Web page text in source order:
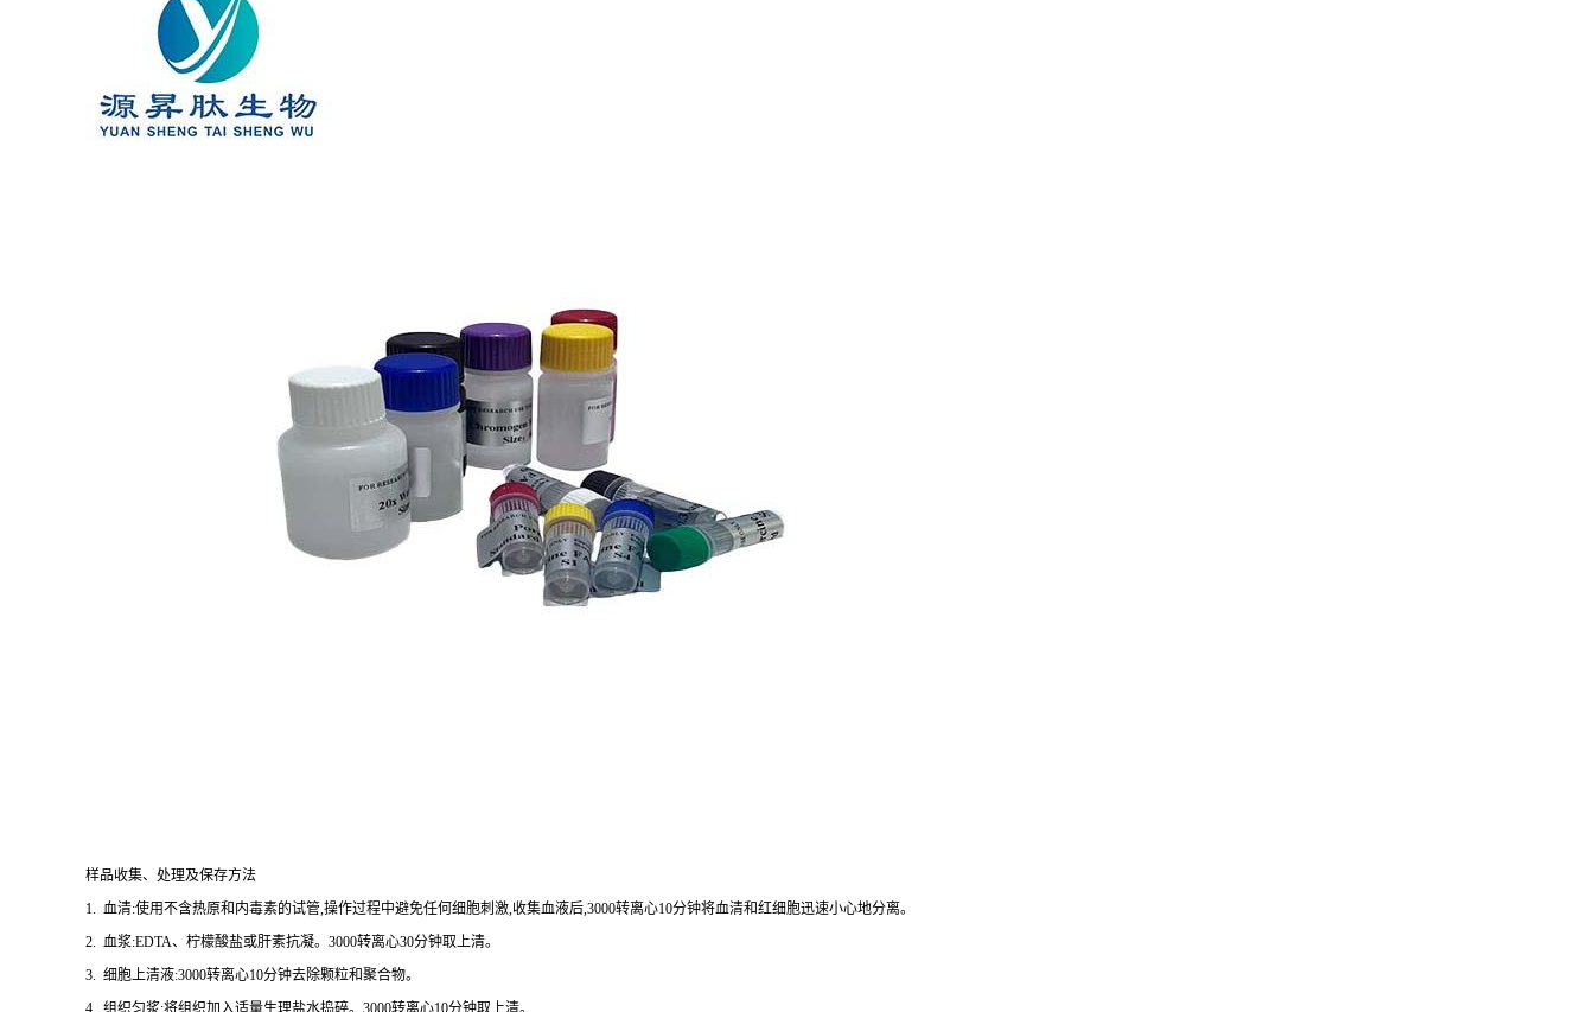
样品收集、处理及保存方法
1. 血清:使用不含热原和内毒素的试管,操作过程中避免任何细胞刺激,收集血液后,3000转离心10分钟将血清和红细胞迅速小心地分离。
2. 血浆:EDTA、柠檬酸盐或肝素抗凝。3000转离心30分钟取上清。
3. 细胞上清液:3000转离心10分钟去除颗粒和聚合物。
4. 组织匀浆:将组织加入适量生理盐水捣碎。3000转离心10分钟取上清。